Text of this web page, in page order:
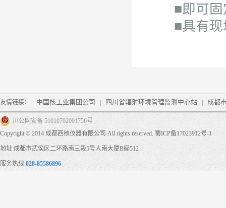
■即可固
■具有现
友情链接： 中国核工业集团公司 四川省辐射环境管理监测中心站 成都
川公网安备 51010702001756号
Copyright © 2014 成都西核仪器有限公司 All rights reserved. 蜀ICP备17023912号-1
地址:成都市武侯区二环路南三段5号人南大厦B座512
服务热线:028-85586896